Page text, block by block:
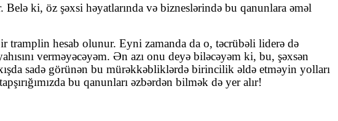
ki, öz şəxsi həyatlarında və bizneslərində bu qanunlara əməl
tramplin hesab olunur. Eyni zamanda da o, təcrübəli liderə də
verməyəcəyəm. Ən azı onu deyə biləcəyəm ki, bu, şəxsən
sadə görünən bu mürəkkəbliklərdə birincilik əldə etməyin yolları
bu qanunları əzbərdən bilmək də yer alır!